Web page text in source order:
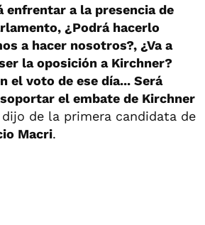
enfrentar a la presencia de
¿Podrá hacerlo
a hacer nosotros?, ¿Va a
la oposición a Kirchner?
el voto de ese día... Será
el embate de Kirchner
dijo de la primera candidata de
Macri.